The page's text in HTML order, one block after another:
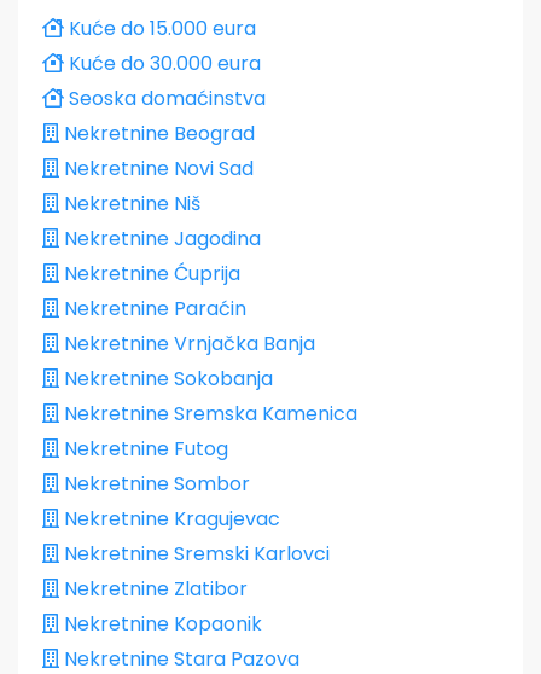
Kuće do 15.000 eura
Kuće do 30.000 eura
Seoska domaćinstva
Nekretnine Beograd
Nekretnine Novi Sad
Nekretnine Niš
Nekretnine Jagodina
Nekretnine Ćuprija
Nekretnine Paraćin
Nekretnine Vrnjačka Banja
Nekretnine Sokobanja
Nekretnine Sremska Kamenica
Nekretnine Futog
Nekretnine Sombor
Nekretnine Kragujevac
Nekretnine Sremski Karlovci
Nekretnine Zlatibor
Nekretnine Kopaonik
Nekretnine Stara Pazova